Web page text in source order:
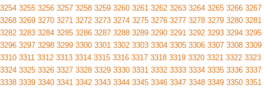
3254 3255 3256 3257 3258 3259 3260 3261 3262 3263 3264 3265 3266 3267
3268 3269 3270 3271 3272 3273 3274 3275 3276 3277 3278 3279 3280 3281
3282 3283 3284 3285 3286 3287 3288 3289 3290 3291 3292 3293 3294 3295
3296 3297 3298 3299 3300 3301 3302 3303 3304 3305 3306 3307 3308 3309
3310 3311 3312 3313 3314 3315 3316 3317 3318 3319 3320 3321 3322 3323
3324 3325 3326 3327 3328 3329 3330 3331 3332 3333 3334 3335 3336 3337
3338 3339 3340 3341 3342 3343 3344 3345 3346 3347 3348 3349 3350 3351